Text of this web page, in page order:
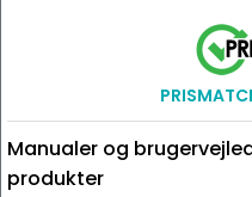
Manualer og
produkter